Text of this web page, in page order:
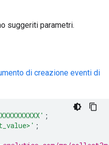
suggeriti parametri.
di creazione eventi di
;
;